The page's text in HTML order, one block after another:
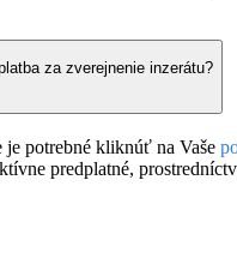
za zverejnenie inzerátu?
je potrebné kliknúť na Vaše
predplatné,